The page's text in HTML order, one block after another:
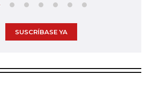
SUSCRÍBASE YA